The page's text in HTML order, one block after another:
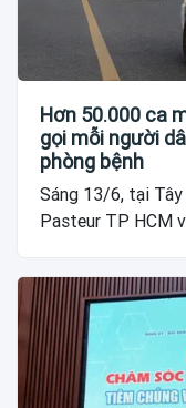
Hơn 50.000 ca
gọi mỗi người
phòng bệnh
Sáng 13/6, tại Tây
Pasteur TP HCM